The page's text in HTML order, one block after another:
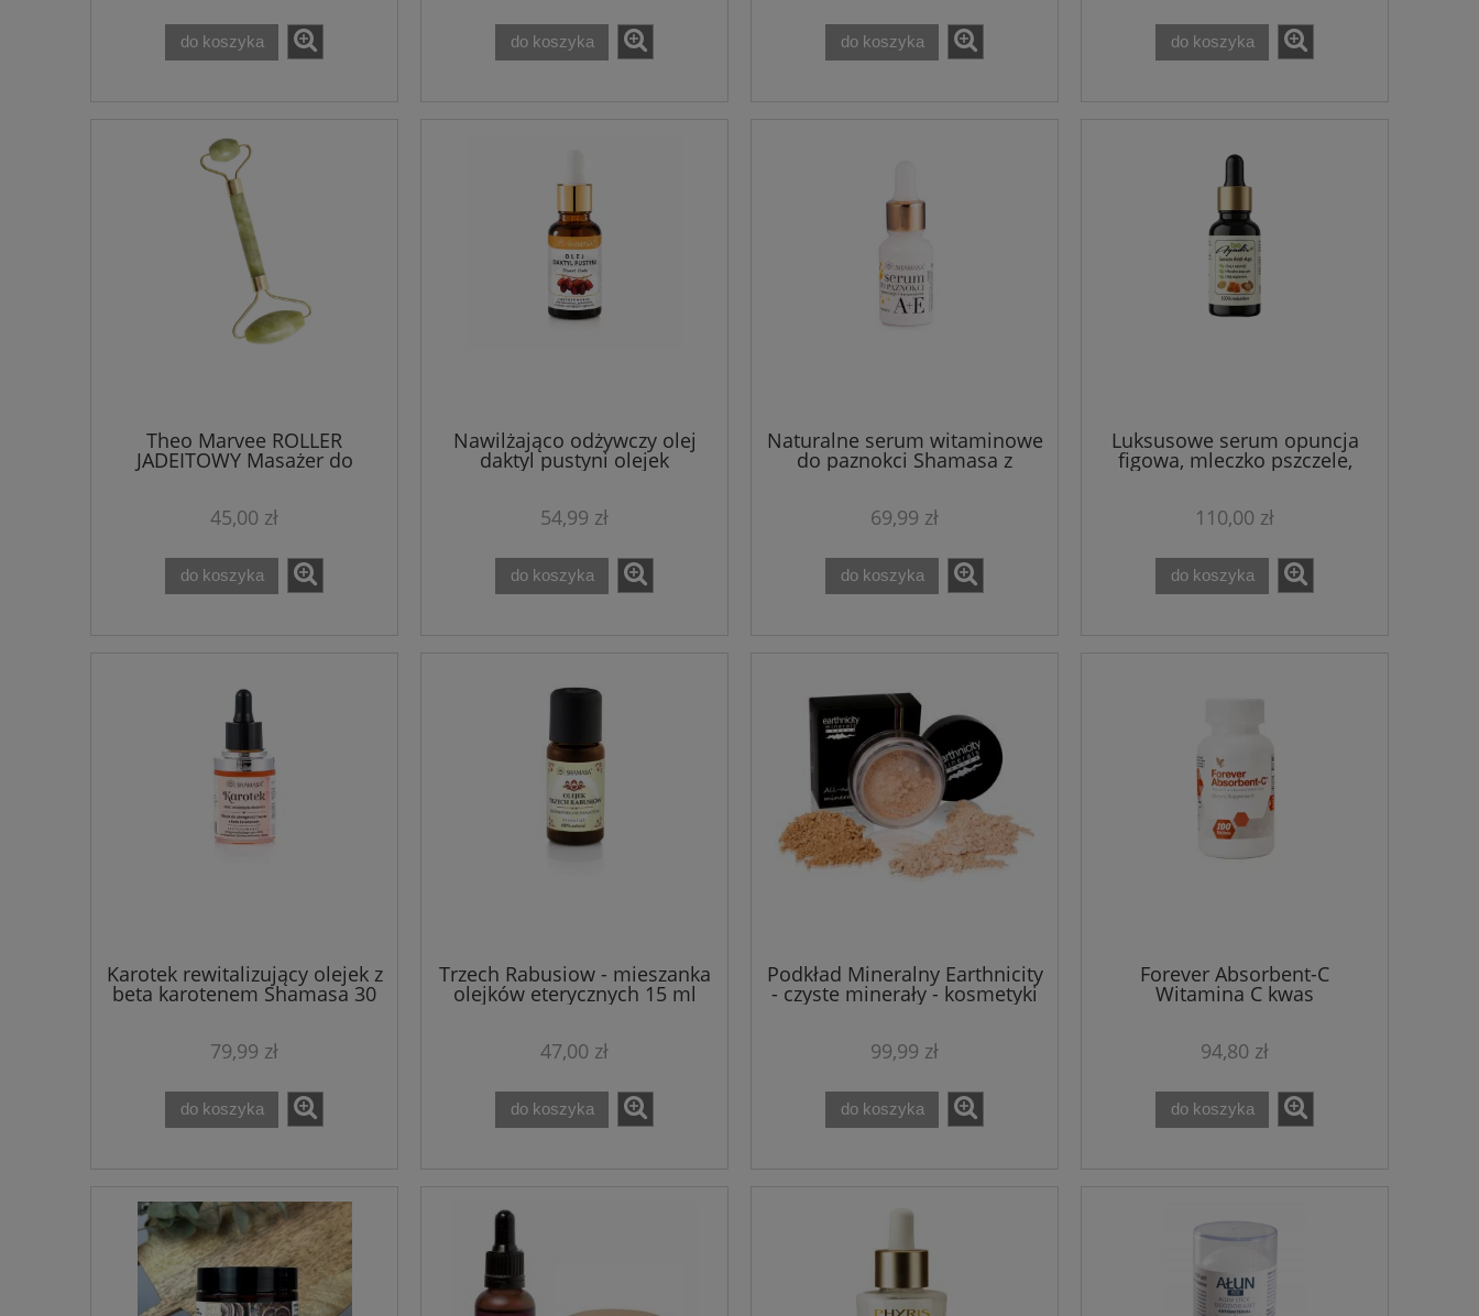
do koszyka do koszyka do koszyka do koszyka
Theo Marvee ROLLER
JADEITOWY Masażer do
Twarzy Jade Roller Glass Skin
45,00 zł
do koszyka
Nawilżająco odżywczy olej
daktyl pustyni olejek
daktylowy Shamasa 30 ml
54,99 zł
do koszyka
Naturalne serum witaminowe
do paznokci Shamasa z
69,99 zł
do koszyka
Luksusowe serum opuncja
figowa, mleczko pszczele,
miód Bio Agadir 20 ml
110,00 zł
do koszyka
Karotek rewitalizujący olejek z
beta karotenem Shamasa 30
79,99 zł
do koszyka
Trzech Rabusiow - mieszanka
olejków eterycznych 15 ml
47,00 zł
do koszyka
Podkład Mineralny Earthnicity
- czyste minerały - kosmetyki
mineralne 9 g
99,99 zł
do koszyka
Forever Absorbent-C
Witamina C kwas
94,80 zł
do koszyka